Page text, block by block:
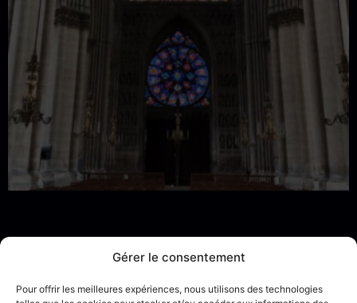
Gérer le consentement
Pour offrir les meilleures expériences, nous utilisons des technologies